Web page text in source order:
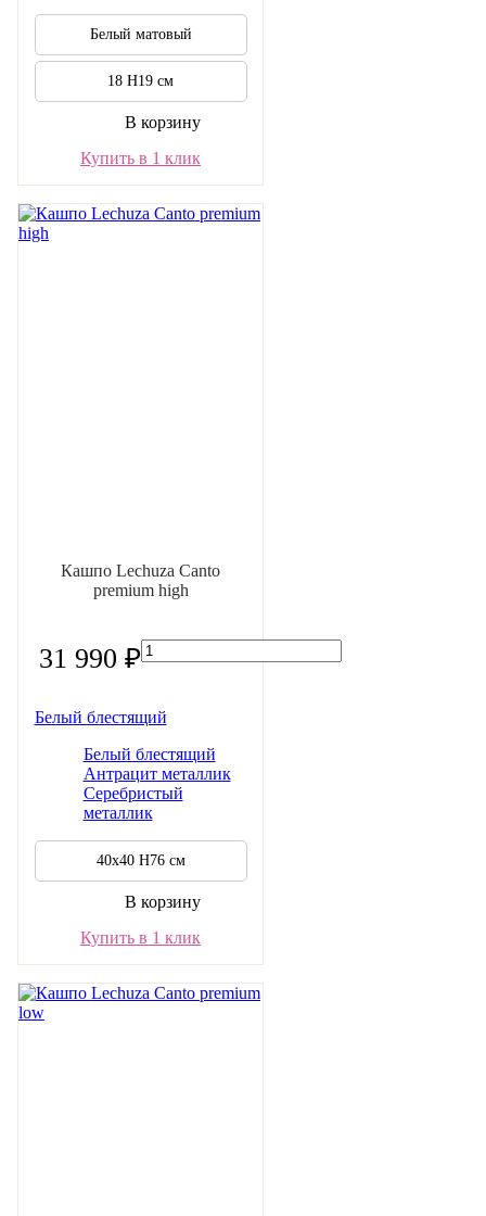
Белый матовый
18 H19 см
В корзину
Купить в 1 клик
Кашпо Lechuza Canto
premium high
31 990 ₽
Белый блестящий
Белый блестящий
Антрацит металлик
Серебристый
металлик
40х40 Н76 см
В корзину
Купить в 1 клик